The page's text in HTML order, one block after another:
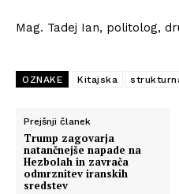
Mag. Tadej Ian, politolog,
OZNAKE Kitajska
Prejšnji članek
Trump zagovarja
natančnejše napade na
Hezbolah in zavrača
odmrznitev iranskih
sredstev